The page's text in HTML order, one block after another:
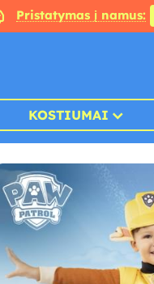
Pristatymas į namus:
KOSTIUMAI